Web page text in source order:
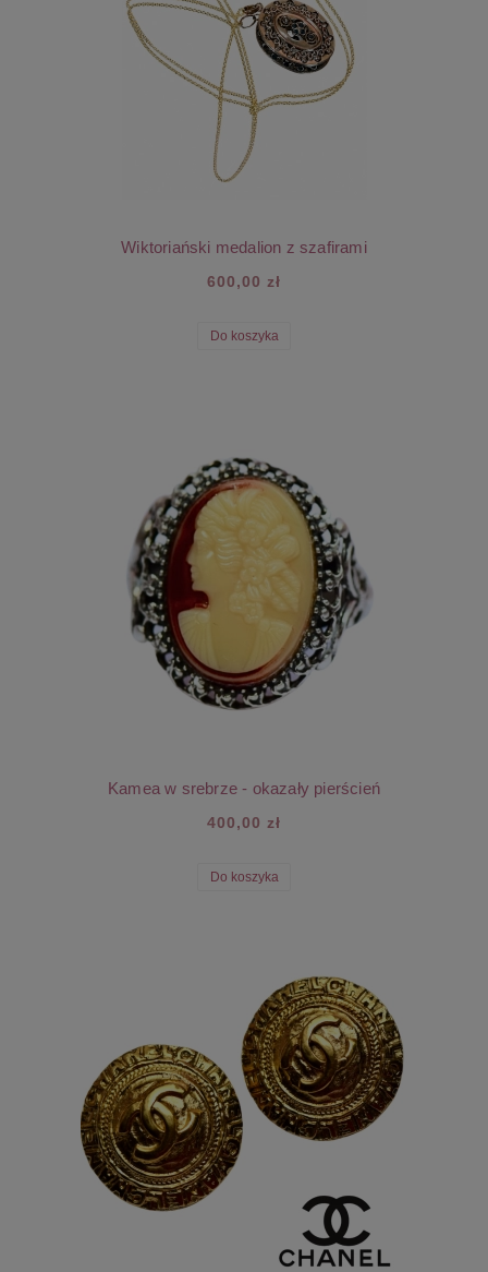
Wiktoriański medalion z szafirami
600,00 zł
Do koszyka
Kamea w srebrze - okazały pierścień
400,00 zł
Do koszyka